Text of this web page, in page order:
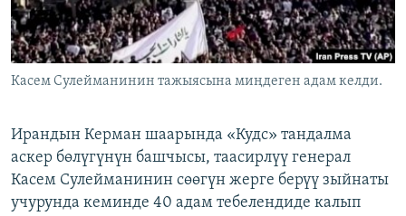
ЭЕ/АРнун бардык сайттары
Касем Сулейманинин тажыясына миңдеген адам келди.
Ирандын Керман шаарында «Кудс» тандалма
аскер бөлүгүнүн башчысы, таасирлүү генерал
Касем Сулейманинин сөөгүн жерге берүү зыйнаты
учурунда кеминде 40 адам тебелендиде калып